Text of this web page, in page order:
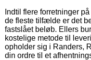
Indtil flere forretninger
de fleste tilfælde er det
fastslået beløb. Ellers
kostelige metode til
opholder sig i Randers,
din ordre til et